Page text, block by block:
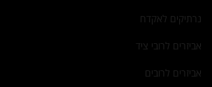
נרתיקים לאקדח
אביזרים לרובי ציד
אביזרים לרובים